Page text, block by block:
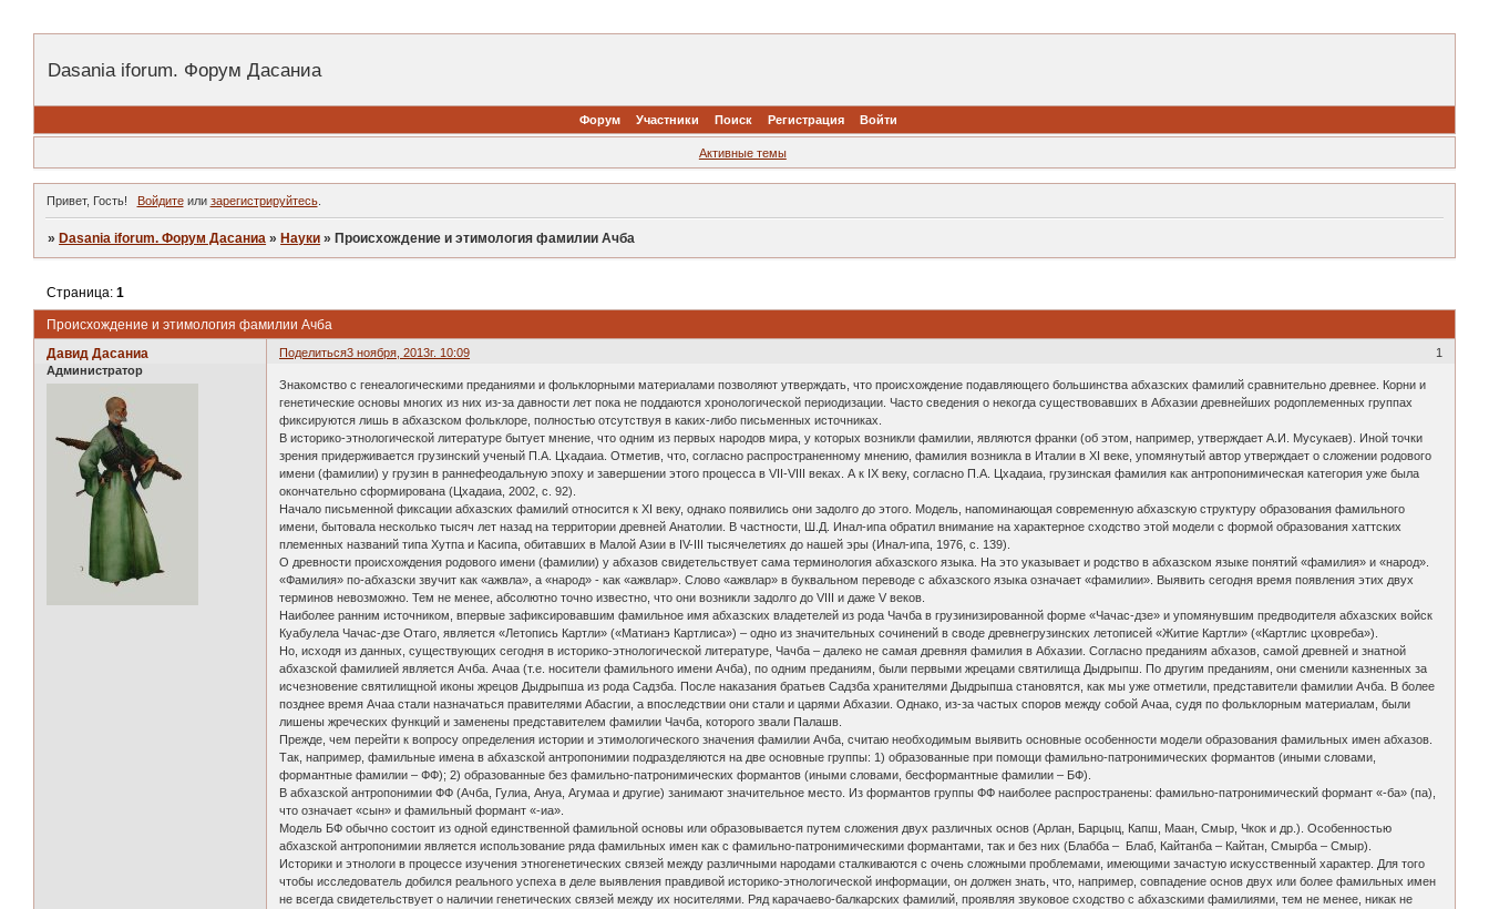
Dasania iforum. Форум Дасаниа
Форум Участники Поиск Регистрация Войти
Активные темы
Привет, Гость! Войдитеили зарегистрируйтесь.
» Dasania iforum. Форум Дасаниа » Науки » Происхождение и этимология фамилии Ачба
Происхождение и этимология фамилии Ачба
Страница:1
Поделиться 1
3 ноября, 2013г. 10:09
Давид Дасаниа
Администратор
Знакомство с генеалогическими преданиями и фольклорными материалами позволяют утверждать, что происхождение подавляющего большинства абхазских фамилий сравнительно древнее. Корни и
генетические основы многих из них из-за давности лет пока не поддаются хронологической периодизации. Часто сведения о некогда существовавших в Абхазии древнейших родоплеменных группах
фиксируются лишь в абхазском фольклоре, полностью отсутствуя в каких-либо письменных источниках.
В историко-этнологической литературе бытует мнение, что одним из первых народов мира, у которых возникли фамилии, являются франки (об этом, например, утверждает А.И. Мусукаев). Иной точки
зрения придерживается грузинский ученый П.А. Цхадаиа. Отметив, что, согласно распространенному мнению, фамилия возникла в Италии в XI веке, упомянутый автор утверждает о сложении родового
имени (фамилии) у грузин в раннефеодальную эпоху и завершении этого процесса в VII-VIII веках. А к IX веку, согласно П.А. Цхадаиа, грузинская фамилия как антропонимическая категория уже была
окончательно сформирована (Цхадаиа, 2002, с. 92).
Начало письменной фиксации абхазских фамилий относится к XI веку, однако появились они задолго до этого. Модель, напоминающая современную абхазскую структуру образования фамильного
имени, бытовала несколько тысяч лет назад на территории древней Анатолии. В частности, Ш.Д. Инал-ипа обратил внимание на характерное сходство этой модели с формой образования хаттских
племенных названий типа Хутпа и Касипа, обитавших в Малой Азии в IV-III тысячелетиях до нашей эры (Инал-ипа, 1976, с. 139).
О древности происхождения родового имени (фамилии) у абхазов свидетельствует сама терминология абхазского языка. На это указывает и родство в абхазском языке понятий «фамилия» и «народ».
«Фамилия» по-абхазски звучит как «ажвла», а «народ» - как «ажвлар». Слово «ажвлар» в буквальном переводе с абхазского языка означает «фамилии». Выявить сегодня время появления этих двух
терминов невозможно. Тем не менее, абсолютно точно известно, что они возникли задолго до VIII и даже V веков.
Наиболее ранним источником, впервые зафиксировавшим фамильное имя абхазских владетелей из рода Чачба в грузинизированной форме «Чачас-дзе» и упомянувшим предводителя абхазских войск
Куабулела Чачас-дзе Отаго, является «Летопись Картли» («Матианэ Картлиса») – одно из значительных сочинений в своде древнегрузинских летописей «Житие Картли» («Картлис цховреба»).
Но, исходя из данных, существующих сегодня в историко-этнологической литературе, Чачба – далеко не самая древняя фамилия в Абхазии. Согласно преданиям абхазов, самой древней и знатной
абхазской фамилией является Ачба. Ачаа (т.е. носители фамильного имени Ачба), по одним преданиям, были первыми жрецами святилища Дыдрыпш. По другим преданиям, они сменили казненных за
исчезновение святилищной иконы жрецов Дыдрыпша из рода Садзба. После наказания братьев Садзба хранителями Дыдрыпша становятся, как мы уже отметили, представители фамилии Ачба. В более
позднее время Ачаа стали назначаться правителями Абасгии, а впоследствии они стали и царями Абхазии. Однако, из-за частых споров между собой Ачаа, судя по фольклорным материалам, были
лишены жреческих функций и заменены представителем фамилии Чачба, которого звали Палашв.
Прежде, чем перейти к вопросу определения истории и этимологического значения фамилии Ачба, считаю необходимым выявить основные особенности модели образования фамильных имен абхазов.
Так, например, фамильные имена в абхазской антропонимии подразделяются на две основные группы: 1) образованные при помощи фамильно-патронимических формантов (иными словами,
формантные фамилии – ФФ); 2) образованные без фамильно-патронимических формантов (иными словами, бесформантные фамилии – БФ).
В абхазской антропонимии ФФ (Ачба, Гулиа, Ануа, Агумаа и другие) занимают значительное место. Из формантов группы ФФ наиболее распространены: фамильно-патронимический формант «-ба» (па),
что означает «сын» и фамильный формант «-иа».
Модель БФ обычно состоит из одной единственной фамильной основы или образовывается путем сложения двух различных основ (Арлан, Барцыц, Капш, Маан, Смыр, Чкок и др.). Особенностью
абхазской антропонимии является использование ряда фамильных имен как с фамильно-патронимическими формантами, так и без них (Блабба – Блаб, Кайтанба – Кайтан, Смырба – Смыр).
Историки и этнологи в процессе изучения этногенетических связей между различными народами сталкиваются с очень сложными проблемами, имеющими зачастую искусственный характер. Для того
чтобы исследователь добился реального успеха в деле выявления правдивой историко-этнологической информации, он должен знать, что, например, совпадение основ двух или более фамильных имен
не всегда свидетельствует о наличии генетических связей между их носителями. Ряд карачаево-балкарских фамилий, проявляя звуковое сходство с абхазскими фамилиями, тем не менее, никак не